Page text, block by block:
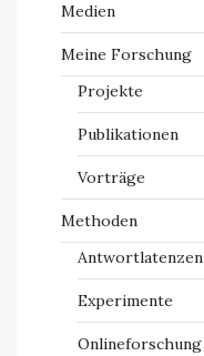
Medien
Meine Forschung
Projekte
Publikationen
Vorträge
Methoden
Antwortlatenzen
Experimente
Onlineforschung